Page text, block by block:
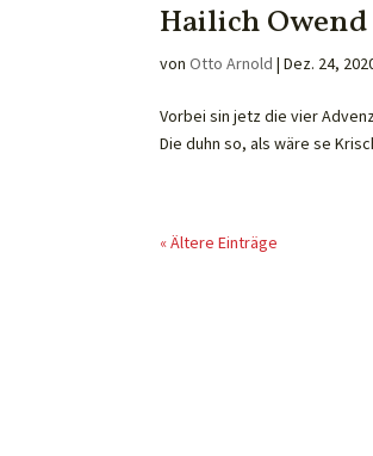
Hailich Owend
vonOtto Arnold |Dez. 24,
Vorbei sin jetz die vier
Die duhn so, als wäre se
« Ältere Einträge